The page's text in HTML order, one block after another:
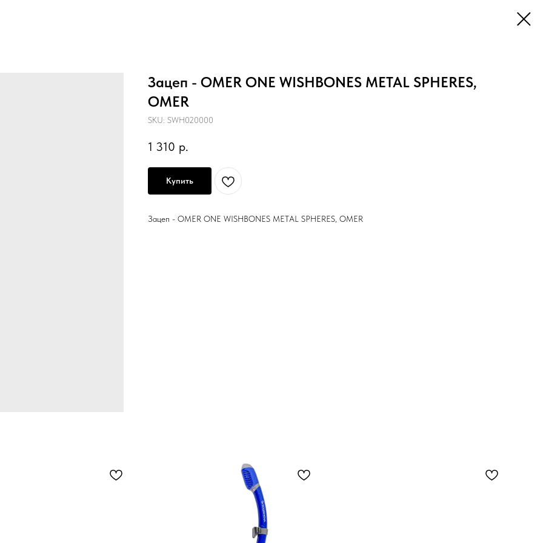
Зацеп - OMER ONE WISHBONES METAL SPHERES,
OMER
SKU: SWH020000
1 310 р.
Купить
Зацеп - OMER ONE WISHBONES METAL SPHERES, OMER